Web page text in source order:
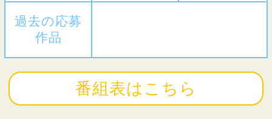
過去の応募
作品
番組表はこちら